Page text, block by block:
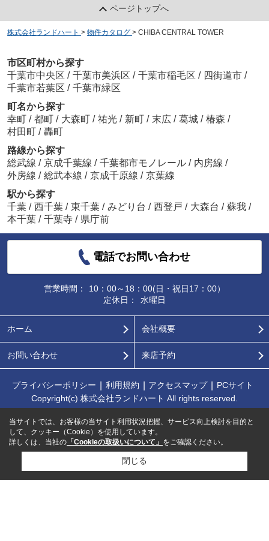
ページトップへ
株式会社ランドハート > 物件カタログ > CHIBA CENTRAL TOWER
市区町村から探す
千葉市中央区 / 千葉市美浜区 / 千葉市稲毛区 / 四街道市 /
千葉市若葉区 / 千葉市緑区
町名から探す
幸町 / 都町 / 大森町 / 祐光 / 新町 / 末広 / 葛城 / 椿森 /
村田町 / 轟町
路線から探す
総武線 / 京成千葉線 / 千葉都市モノレール / 内房線 /
外房線 / 総武本線 / 京成千原線 / 京葉線
駅から探す
千葉 / 西千葉 / 東千葉 / みどり台 / 西登戸 / 大森台 / 蘇我 /
本千葉 / 千葉寺 / 県庁前
電話でお問い合わせ
営業時間：
10：00～18：00(日・祝日17：00）
定休日：
水曜日
ホーム 会社概要
お問い合わせ 来店予約
プライバシーポリシー 利用規約 アクセスマップ
PCサイト
Copyright(c) 株式会社ランドハート All rights reserved.
当サイトでは、お客様の当サイト利用状況把握、サービス向上検討を目的と
して、クッキー（Cookie）を使用しています。
詳しくは、当社の 「Cookieの取扱いについて」 をご確認ください。
閉じる